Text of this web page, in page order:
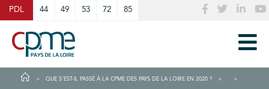
PDL 44 49 53 72 85
QUE S’EST-IL PASSÉ À LA CPME DES PAYS DE LA LOIRE EN 2020 ?
Cookies management panel